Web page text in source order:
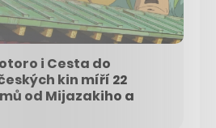
i Cesta do
kin míří 22
od Mijazakiho a